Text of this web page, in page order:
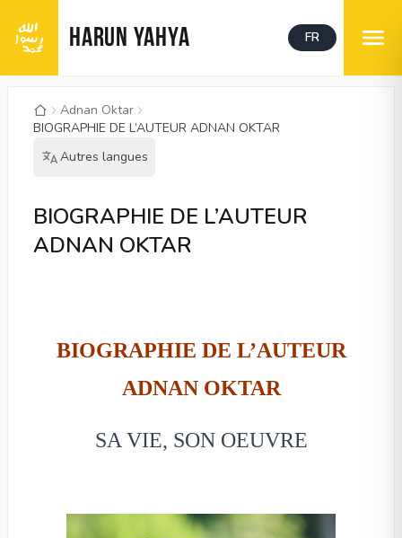
HARUN YAHYA FR
Adnan Oktar
BIOGRAPHIE DE L’AUTEUR ADNAN OKTAR
Autres langues
BIOGRAPHIE DE L’AUTEUR
ADNAN OKTAR
BIOGRAPHIE DE L’AUTEUR
ADNAN OKTAR
SA VIE, SON OEUVRE